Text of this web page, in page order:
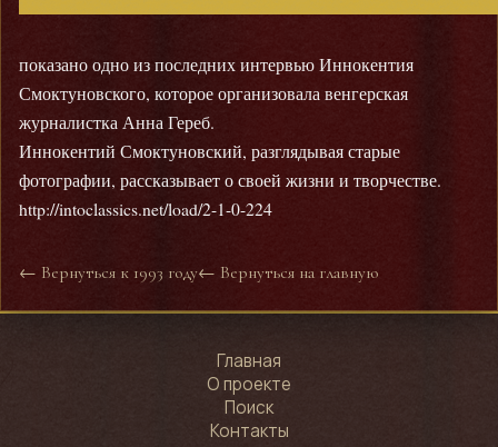
показано одно из последних интервью Иннокентия
Смоктуновского, которое организовала венгерская
журналистка Анна Гереб.
Иннокентий Смоктуновский, разглядывая старые
фотографии, рассказывает о своей жизни и творчестве.
http://intoclassics.net/load/2-1-0-224
← Вернуться к 1993 году← Вернуться на главную
Главная
О проекте
Поиск
Контакты